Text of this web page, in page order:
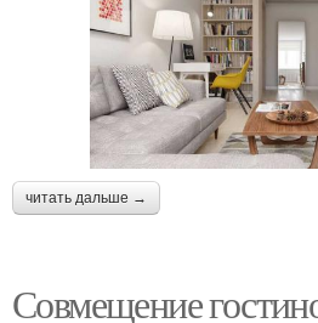
читать дальше →
Совмещение